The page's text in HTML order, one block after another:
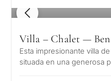
1 / 8
Villa – Chalet —
Esta impresionante villa
situada en una generosa